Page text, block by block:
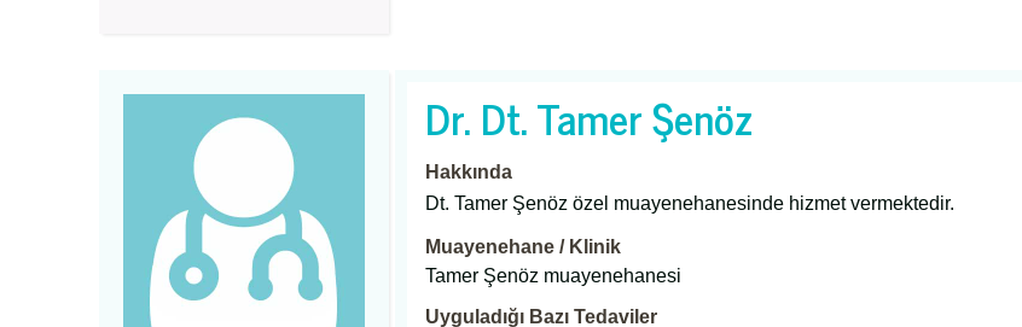
Dr. Dt. Tamer Şenöz
Hakkında
Dt. Tamer Şenöz özel muayenehanesinde hizmet vermektedir.
Muayenehane / Klinik
Tamer Şenöz muayenehanesi
Uyguladığı Bazı Tedaviler